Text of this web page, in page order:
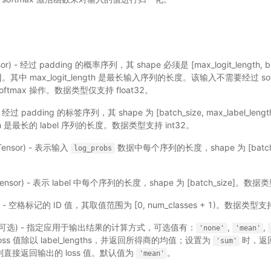
- 经过 padding 的概率序列，其 shape 必须是 [max_logit_length,
其中 max_logit_length 是最长输入序列的长度。该输入不需要经过
操作。数据类型仅支持 float32。
过 padding 的标签序列，其 shape 为 [batch_size,
最长的 label 序列的长度。数据类型支持 int32。
- 表示输入 log_probs 数据中每个序列的长度，shape 为
- 表示 label 中每个序列的长度，shape 为 [batch_size]。数据
空格标记的 ID 值，其取值范围为 [0, num_classes + 1)。数据类型
选) - 指定应用于输出结果的计算方式，可选值有： 'none' , 'mean' ,
值除以 label_lengths，并返回所得商的均值；设置为
'sum'
时，返
接返回输出的 loss 值。默认值为
'mean' 。